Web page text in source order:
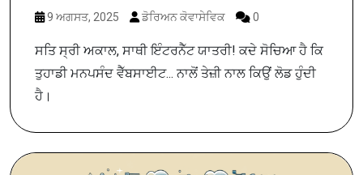
9 ਅਗਸਤ, 2025 ਡੋਰਿਅਨ ਕੋਵਾਸੇਵਿਕ 0
ਸਤਿ ਸ੍ਰੀ ਅਕਾਲ, ਸਾਥੀ ਇੰਟਰਨੈੱਟ ਯਾਤਰੀ! ਕਦੇ ਸੋਚਿਆ ਹੈ ਕਿ
ਤੁਹਾਡੀ ਮਨਪਸੰਦ ਵੈੱਬਸਾਈਟ... ਨਾਲੋਂ ਤੇਜ਼ੀ ਨਾਲ ਕਿਉਂ ਲੋਡ ਹੁੰਦੀ
ਹੈ।